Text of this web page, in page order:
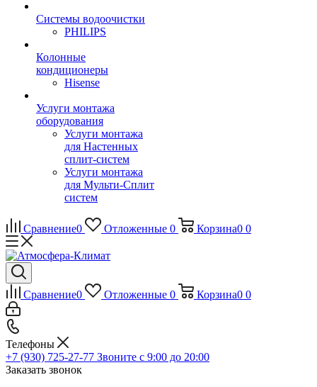
Системы водоочистки
PHILIPS
Колонные
кондиционеры
Hisense
Услуги монтажа
оборудования
Услуги монтажа
для Настенных
сплит-систем
Услуги монтажа
для Мульти-Сплит
систем
Сравнение0 Отложенные 0 Корзина0 0
Сравнение0 Отложенные 0 Корзина0 0
Телефоны
+7 (930) 725-27-77 Звоните с 9:00 до 20:00
Заказать звонок